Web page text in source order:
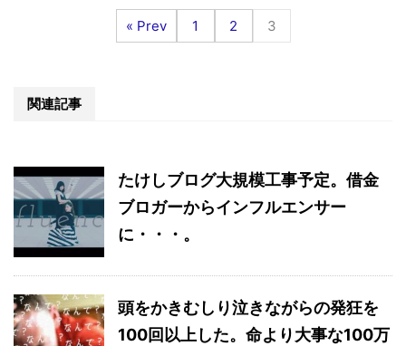
« Prev 1 2 3
関連記事
たけしブログ大規模工事予定。借金
ブロガーからインフルエンサー
に・・・。
頭をかきむしり泣きながらの発狂を
100回以上した。命より大事な100万